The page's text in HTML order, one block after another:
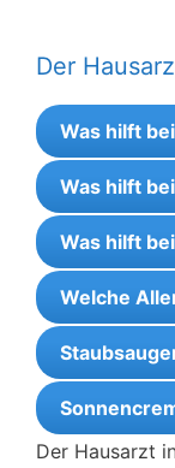
Der
Was hilft
Was hilft
Was hilft
Welche
Der Hausarzt